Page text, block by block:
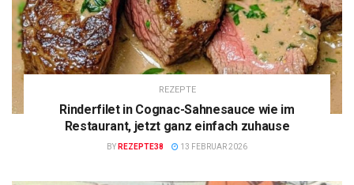
REZEPTE
Rinderfilet in Cognac-Sahnesauce wie im
Restaurant, jetzt ganz einfach zuhause
BY REZEPTE38 13 FEBRUAR 2026